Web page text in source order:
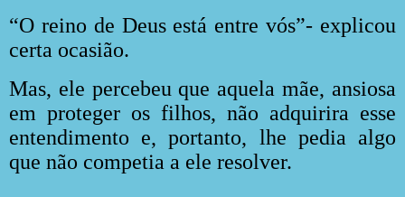
“O reino de Deus está entre vós”- explicou
certa ocasião.
Mas, ele percebeu que aquela mãe, ansiosa
em proteger os filhos, não adquirira esse
entendimento e, portanto, lhe pedia algo
que não competia a ele resolver.